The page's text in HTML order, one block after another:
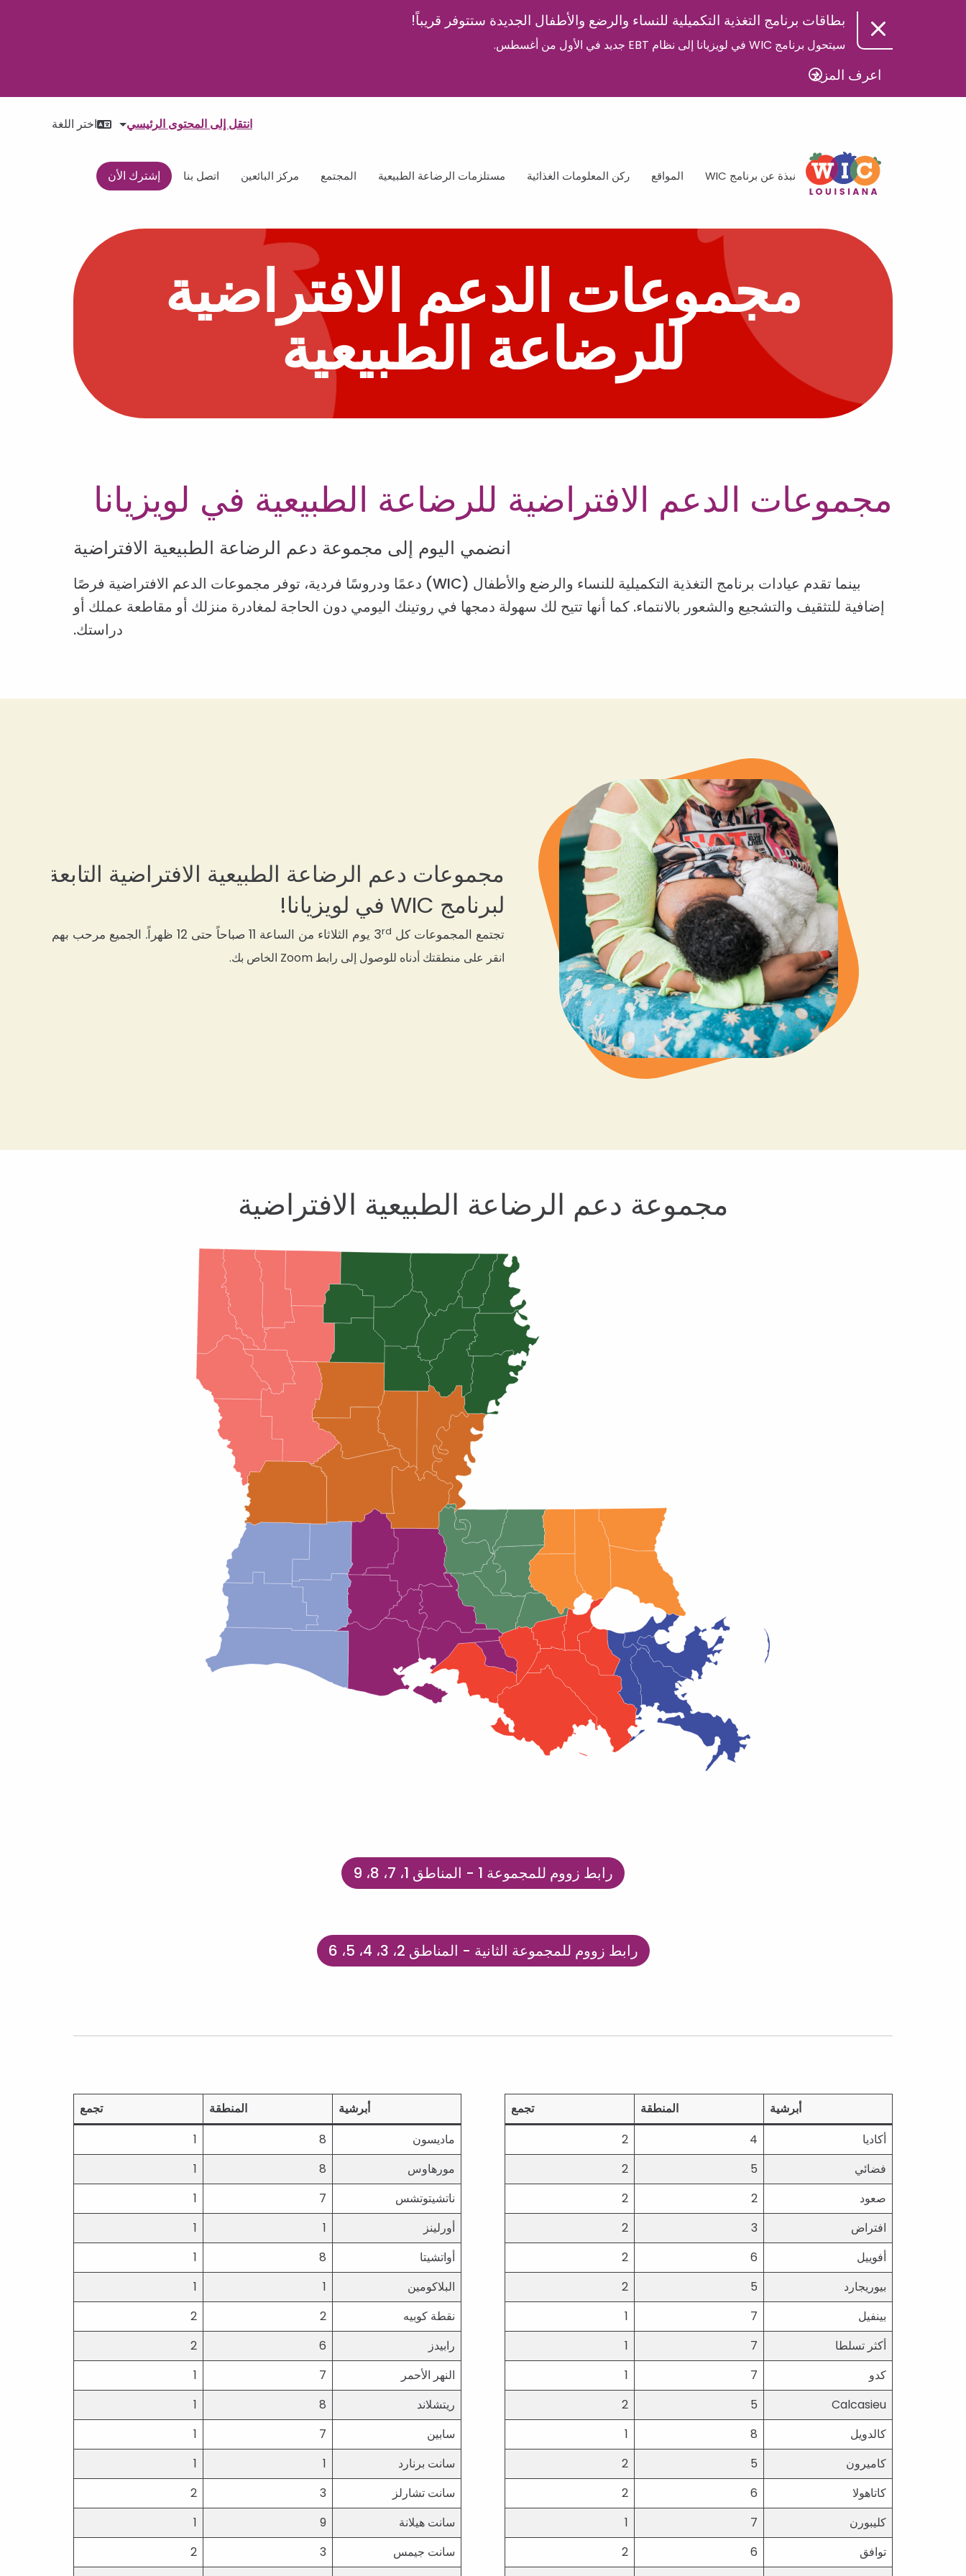
بطاقات برنامج التغذية التكميلية للنساء والرضع والأطفال الجديدة ستتوفر قريباً!
سيتحول برنامج WIC في لويزيانا إلى نظام EBT جديد في الأول من أغسطس.
اعرف المزيد
انتقل إلى المحتوى الرئيسي اختر اللغة
نبذة عن برنامج WIC المواقع ركن المعلومات الغذائية مستلزمات الرضاعة الطبيعية المجتمع مركز البائعين اتصل بنا إشترك الأن
مجموعات الدعم الافتراضية
للرضاعة الطبيعية
مجموعات الدعم الافتراضية للرضاعة الطبيعية في لويزيانا
انضمي اليوم إلى مجموعة دعم الرضاعة الطبيعية الافتراضية
بينما تقدم عيادات برنامج التغذية التكميلية للنساء والرضع والأطفال (WIC) دعمًا ودروسًا فردية، توفر مجموعات الدعم الافتراضية فرصًا
إضافية للتثقيف والتشجيع والشعور بالانتماء. كما أنها تتيح لك سهولة دمجها في روتينك اليومي دون الحاجة لمغادرة منزلك أو مقاطعة عملك أو
دراستك.
مجموعات دعم الرضاعة الطبيعية الافتراضية التابعة
لبرنامج WIC في لويزيانا!
تجتمع المجموعات كل 3 rd يوم الثلاثاء من الساعة 11 صباحاً حتى 12 ظهراً. الجميع مرحب بهم!
انقر على منطقتك أدناه للوصول إلى رابط Zoom الخاص بك.
مجموعة دعم الرضاعة الطبيعية الافتراضية
رابط زووم للمجموعة 1 - المناطق 1، 7، 8، 9
رابط زووم للمجموعة الثانية - المناطق 2، 3، 4، 5، 6
أبرشية المنطقة
تجمع
أكاديا
4
2
فضائي
5
2
صعود
2
2
افتراض
3
2
أفوييل
6
2
بيوريجارد
5
2
بينفيل
7
1
أكثر تسلطا
7
1
كدو
7
1
Calcasieu
5
2
كالدويل
8
1
كاميرون
5
2
كاتاهولا
6
2
كليبورن
7
1
توافق
6
2
أبرشية المنطقة
تجمع
ماديسون
8
1
مورهاوس
8
1
ناتشيتوتشس
7
1
أورلينز
1
1
أواتشيتا
8
1
البلاكومين
1
1
نقطة كوبيه
2
2
رابيدز
6
2
النهر الأحمر
7
1
ريتشلاند
8
1
سابين
7
1
سانت برنارد
1
1
سانت تشارلز
3
2
سانت هيلانة
9
1
سانت جيمس
3
2